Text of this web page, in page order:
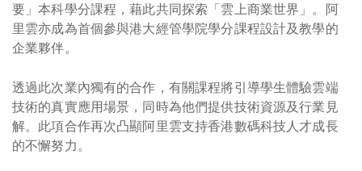
要」本科學分課程，藉此共同探索「雲上商業世界」。阿
里雲亦成為首個參與港大經管學院學分課程設計及教學的
企業夥伴。
透過此次業內獨有的合作，有關課程將引導學生體驗雲端
技術的真實應用場景，同時為他們提供技術資源及行業見
解。此項合作再次凸顯阿里雲支持香港數碼科技人才成長
的不懈努力。